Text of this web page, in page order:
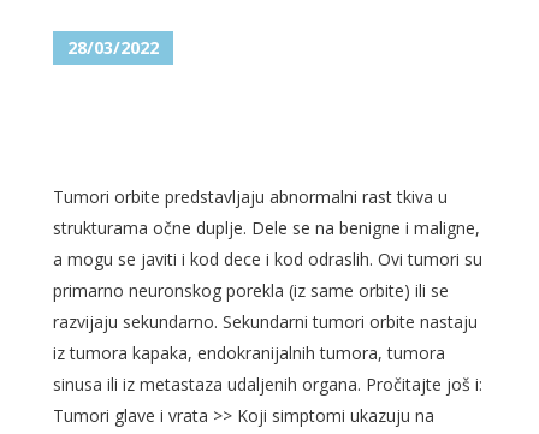
28/03/2022
Tumori orbite predstavljaju abnormalni rast tkiva u
strukturama očne duplje. Dele se na benigne i maligne,
a mogu se javiti i kod dece i kod odraslih. Ovi tumori su
primarno neuronskog porekla (iz same orbite) ili se
razvijaju sekundarno. Sekundarni tumori orbite nastaju
iz tumora kapaka, endokranijalnih tumora, tumora
sinusa ili iz metastaza udaljenih organa. Pročitajte još i:
Tumori glave i vrata >> Koji simptomi ukazuju na